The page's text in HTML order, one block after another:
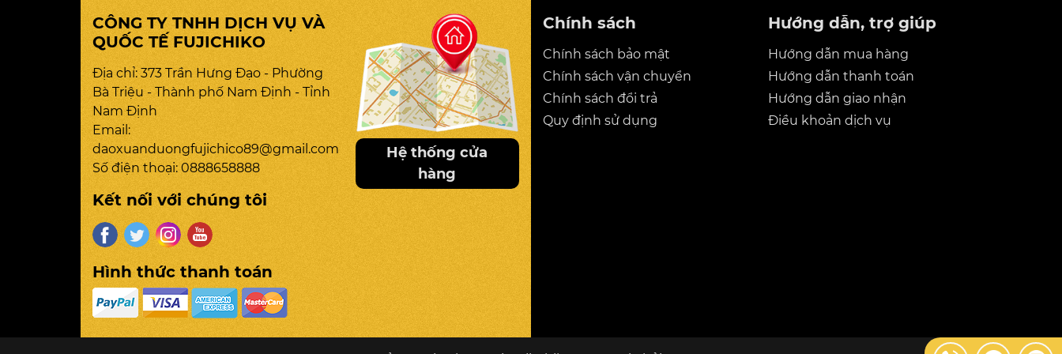
CÔNG TY TNHH DỊCH VỤ VÀ
QUỐC TẾ FUJICHIKO
Địa chỉ: 373 Trần Hưng Đạo - Phường
Bà Triệu - Thành phố Nam Định - Tỉnh
Nam Định
Email:
daoxuanduongfujichico89@gmail.com
Số điện thoại: 0888658888
Kết nối với chúng tôi
Hình thức thanh toán
Hệ thống cửa
hàng
Chính sách
Chính sách bảo mật
Chính sách vận chuyển
Chính sách đổi trả
Quy định sử dụng
Hướng dẫn, trợ giúp
Hướng dẫn mua hàng
Hướng dẫn thanh toán
Hướng dẫn giao nhận
Điều khoản dịch vụ